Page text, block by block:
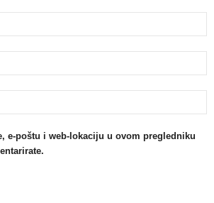
e-poštu i web-lokaciju u ovom pregledniku